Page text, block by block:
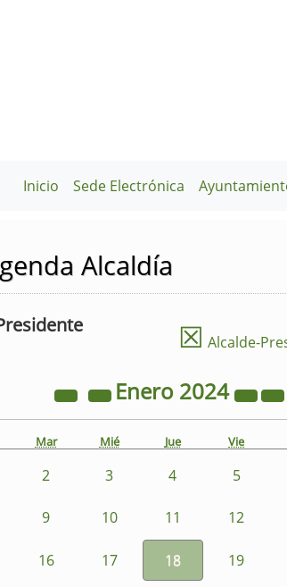
Inicio Sede Electrónica
Alcaldía
☒ Alcalde-
Enero 2024
Mar Mié Jue Vie
2 3 4 5
9 10 11 12
16 17 18 19